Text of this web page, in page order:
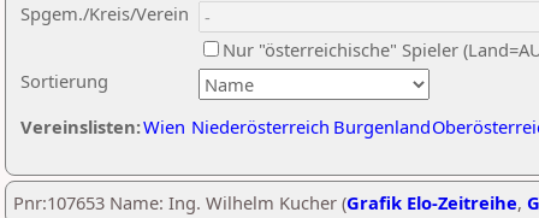
Sortierung
Spgem./Kreis/Verein
Nur "österreichische" Spieler
Vereinslisten:Wien Niederösterreich Burgenland
Pnr:107653 Name: Ing. Wilhelm Kucher (Grafik Elo-Zeitreihe,